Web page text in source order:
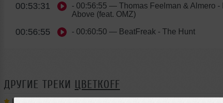
00:53:31 - 00:56:55 — Thomas Feelman & Almero -
Above (feat. OMZ)
00:56:55 - 00:60:50 — BeatFreak - The Hunt
ДРУГИЕ ТРЕКИ ЦВЕТКОFF
Цветкоff